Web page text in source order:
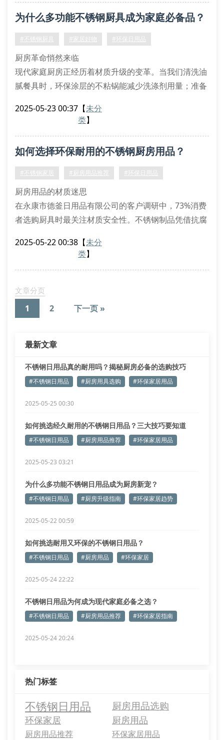
快速解冻板缩短备餐时间
丝扣密封罐保持食材新鲜度
智能感应垃圾桶正改变传统清洁方式，通过红外线感应
技术实现零
为什么多功能不锈钢厨具成为家庭必备品？
#不锈钢厨具 #家居好物 #环保日用品
厨房革命悄然来临
现代家庭厨房正经历着材质升级的变革。当我们清洗油
腻餐具时，环保涂层的不粘锅能减少洗涤剂用量；准备
罐时，丝扣密封设计确保食材新鲜。这些创新设计正在
抗菌特性：食品级304不锈钢表面抑制细菌滋生
耐久性能：双层结构锅具经得起长期高温考验
烹饪效率：快
2025-05-23 00:37 【未分
类】
如何选择环保耐用的不锈钢厨房用品？
#不锈钢家居 #厨房用品推荐 #环保日用品
厨房用品的材质迷思
在永康市德釜日用品有限公司的客户调研中，73%消费
者选购厨具时最关注材质安全性。不锈钢制品凭借抗腐
标榜”304食品级”的产品，实际铬镍含量达标的不足六
表面呈现均匀哑光质感
边缘经过圆角打磨处理
重量分布均衡不头重脚轻
双层结构的保温饭盒近年销量增长120%
2025-05-22 00:38 【未分
类】
文章分页
1 2 下一页 »
最新文章
不锈钢日用品真的耐用吗？揭秘厨房必备的选购技巧
#不锈钢日用品 #厨房用具选购 #环保家居用品
2025-05-25 00:30
如何挑选经久耐用的不锈钢日用品？三大技巧要知道
#不锈钢日用品 #厨房用品推荐 #环保家居用品
2025-05-23 03:21
为什么多功能不锈钢日用品成为厨房新宠？
#不锈钢日用品 #厨房升级指南 #环保家居趋势
2025-05-22 00:59
如何挑选耐用又环保的不锈钢日用品？
#不锈钢日用品 #厨房用品 #环保家居
2025-05-24 22:22
不锈钢日用品为何成为现代家庭必备之选？
#不锈钢日用品 #厨房用品推荐 #环保家居指南
2025-05-24 20:24
热门标签
不锈钢日用品 厨房用品选购
环保家居 厨房用品
厨房用品推荐
环保家居用品